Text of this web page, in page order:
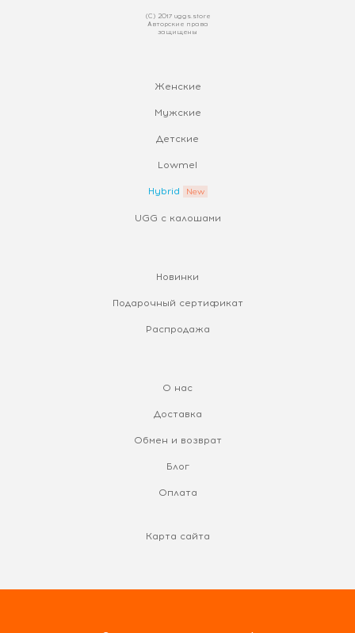
(С) 2017 uggs.store
Авторские права
защищены
Женские
Мужские
Детские
Lowmel
Hybrid
UGG с калошами
Новинки
Подарочный сертификат
Распродажа
О нас
Доставка
Обмен и возврат
Блог
Оплата
Карта сайта